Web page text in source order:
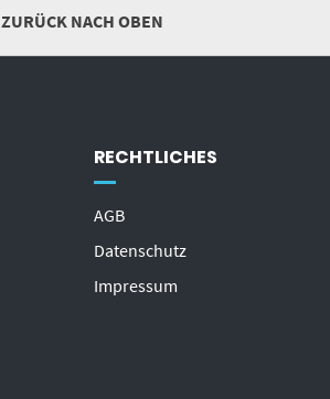
ZURÜCK NACH OBEN
RECHTLICHES
AGB
Datenschutz
Impressum